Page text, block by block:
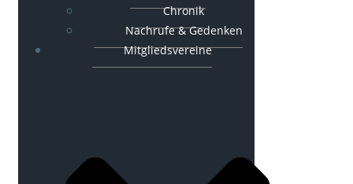
Chronik
Nachrufe & Gedenken
Mitgliedsvereine